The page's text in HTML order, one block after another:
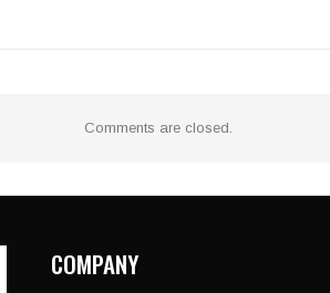
Comments are closed.
COMPANY